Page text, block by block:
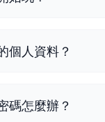
個人資料？
碼怎麼辦？